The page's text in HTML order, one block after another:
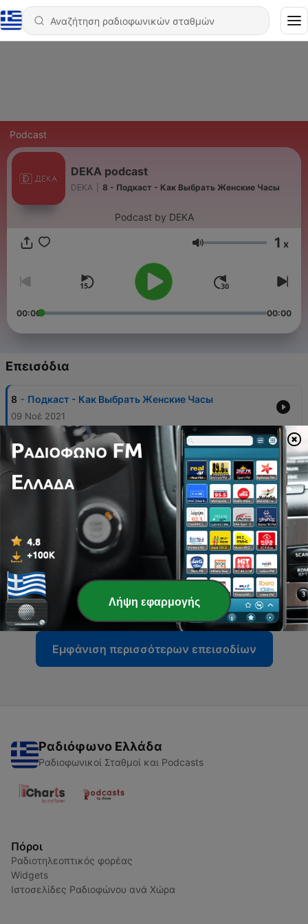
Podcast
DEKA podcast
DEKA 8 - Подкаст - Как Выбрать Женские Часы
Podcast by DEKA
Ένταση 1 x
00:00 00:00
Επεισόδια
8 - Подкаст - Как Выбрать Женские Часы
09 Νοέ 2021
7 - Обзор часов CASIO G-2900F-1VER By DEKA
04 Οκτ 2021
6 - Как правильно носить часы? - Правила ношения
наручных часов для мужчин и женщин by DEKA
5 - Обзор часов EPOS 8000.700.20.85.15 By DEKA
23 Ιούν 2021
4 - Обзор часов CASIO GWR-B1000X-1AER By DEKA
07 Ιούν 2021
Εμφάνιση περισσότερων επεισοδίων
Ραδιόφωνο Ελλάδα
Ραδιοφωνικοί Σταθμοί και Podcasts
Πόροι
Ραδιοτηλεοπτικός φορέας
Widgets
Ιστοσελίδες Ραδιοφώνου ανά Χώρα
Λήψη εφαρμογής